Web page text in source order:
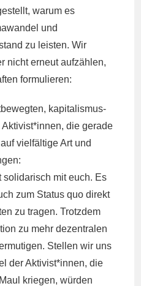
warum es
und
zu leisten. Wir
nicht erneut aufzählen,
formulieren:
kapitalismus-
die gerade
vielfältige Art und
mit euch. Es
zum Status quo direkt
zu tragen. Trotzdem
zu mehr dezentralen
Stellen wir uns
der Aktivist*innen, die
kriegen, würden